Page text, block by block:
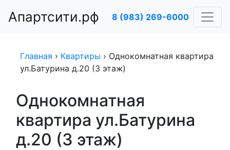
Апартсити.рф 8 (983) 269-6000
Главная › Квартиры › Однокомнатная квартира
ул.Батурина д.20 (3 этаж)
Однокомнатная
квартира ул.Батурина
д.20 (3 этаж)